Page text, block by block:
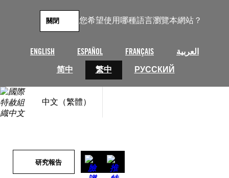
您希望使用哪種語言瀏覽本網站？
ENGLISH ESPAÑOL FRANÇAIS
العربية
简中
繁中 РУССКИЙ
關閉
中文（繁體）
研究報告